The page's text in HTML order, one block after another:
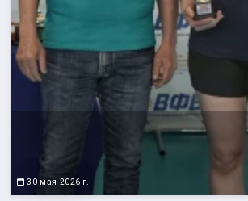
30 мая 2026 г.